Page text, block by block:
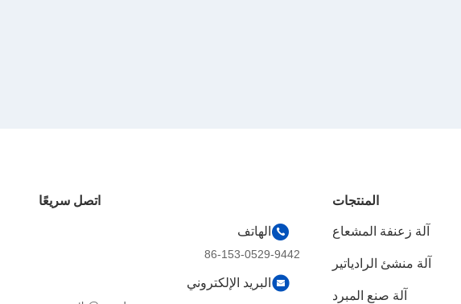
المنتجات
آلة زعنفة المشعاع
آلة منشئ الرادياتير
آلة صنع المبرد
اتصل سريعًا
الهاتف
86-153-0529-9442
البريد الإلكتروني